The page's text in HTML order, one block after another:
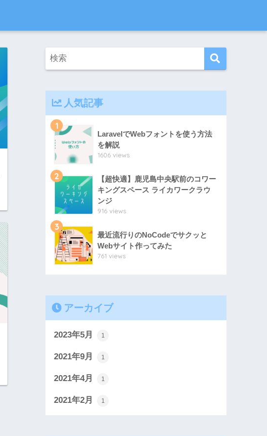
人気記事
1
LaravelでWebフォントを使う方法
を解説
1606 views
2
【超快適】鹿児島中央駅前のコワー
キングスペース ライカワークラウ
ンジ
916 views
3
最近流行りのNoCodeでサクッと
Webサイト作ってみた
761 views
アーカイブ
2023年5月 1
2021年9月 1
2021年4月 1
2021年2月 1